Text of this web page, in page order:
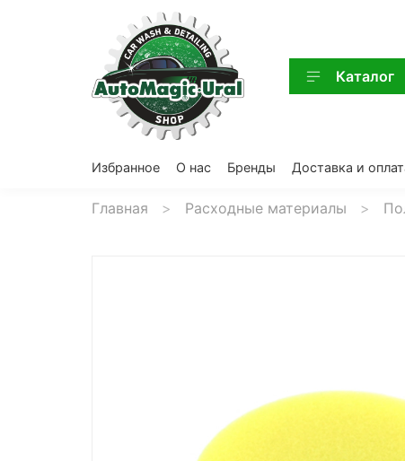
Каталог
Избранное О нас Бренды Доставка и
Главная Расходные материалы